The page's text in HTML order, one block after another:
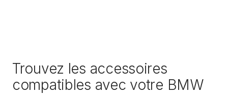
Trouvez les accessoires
compatibles avec votre BMW